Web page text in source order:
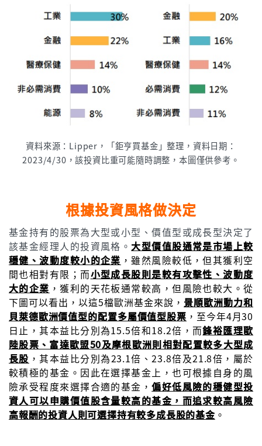
資料來源：Lipper，「鉅亨買基金」整理，資料日期：
2023/4/30，該投資比重可能隨時調整，本圖僅供參考。
根據投資風格做決定
基金持有的股票為大型或小型、價值型或成長型決定了
該基金經理人的投資風格。 大型價值股通常是市場上較
穩健、波動度較小的企業 ，雖然風險較低，但其獲利空
間也相對有限；而小型成長股則是較有攻擊性、波動度
大的企業 ，獲利的天花板通常較高，但風險也較大。從
下圖可以看出，以這5檔歐洲基金來說， 景順歐洲動力和
貝萊德歐洲價值型的配置多屬價值型股票 ，至今年4月30
日止，其本益比分別為15.5倍和18.2倍，而鋒裕匯理歐
陸股票、富達歐盟50及摩根歐洲則相對配置較多大型成
長股 ，其本益比分別為23.1倍、23.8倍及21.8倍，屬於
較積極的基金。因此在選擇基金上，也可根據自身的風
險承受程度來選擇合適的基金，偏好低風險的穩健型投
資人可以申購價值股含量較高的基金，而追求較高風險
高報酬的投資人則可選擇持有較多成長股的基金。